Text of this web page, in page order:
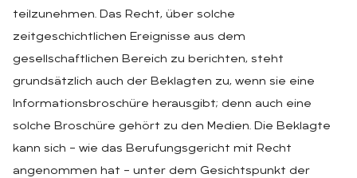
teilzunehmen. Das Recht, über solche
zeitgeschichtlichen Ereignisse aus dem
gesellschaftlichen Bereich zu berichten, steht
grundsätzlich auch der Beklagten zu, wenn sie eine
Informationsbroschüre herausgibt; denn auch eine
solche Broschüre gehört zu den Medien. Die Beklagte
kann sich – wie das Berufungsgericht mit Recht
angenommen hat – unter dem Gesichtspunkt der